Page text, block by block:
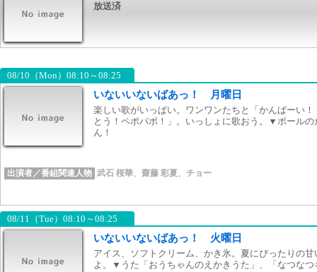
放送済
08/10（Mon）08:10～08:25
いないいないばあっ！ 月曜日
楽しい歌がいっぱい。ワンワンたちと「かんぱーい
とう！ペポパポ！」。いっしょに歌おう。▼ボール
ん！
出演者／番組関連人物 武石 桜華、 齋藤 彩夏 、 チョー
08/11（Tue）08:10～08:25
いないいないばあっ！ 火曜日
アイス、ソフトクリーム、かき氷。夏にぴったりの
よ。▼うた「おうちゃんのえかきうた」、「なつな